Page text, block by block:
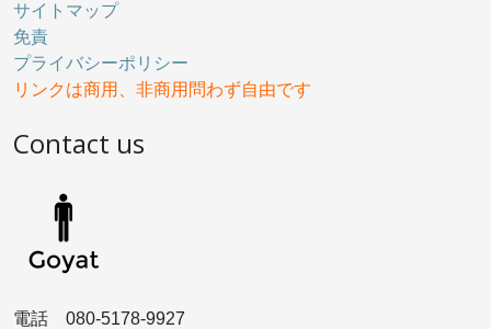
サイトマップ
免責
プライバシーポリシー
リンクは商用、非商用問わず自由です
Contact us
電話 080-5178-9927